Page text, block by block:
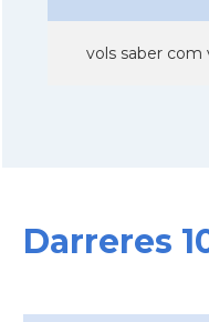
vols saber com
Darreres